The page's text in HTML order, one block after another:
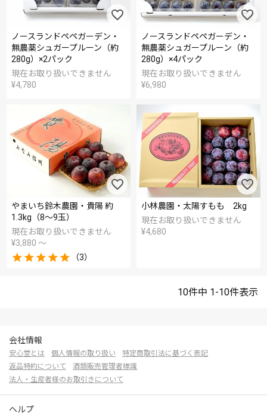
ノースランドペペガーデン・
無農薬シュガープルーン（約
280g）×2パック
現在お取り扱いできません
¥4,780
ノースランドペペガーデン・
無農薬シュガープルーン（約
280g）×4パック
現在お取り扱いできません
¥6,980
やまいち鈴木農園・貴陽 約
1.3kg（8～9玉）
現在お取り扱いできません
¥3,880 〜
（3）
小林農園・太陽すもも 2kg
現在お取り扱いできません
¥4,680
10件中 1-10件表示
会社情報
安心堂とは 個人情報の取り扱い
特定商取引法に基づく表記
返品特約について
酒類販売管理者標識
法人・生産者様のお取引きについて
ヘルプ